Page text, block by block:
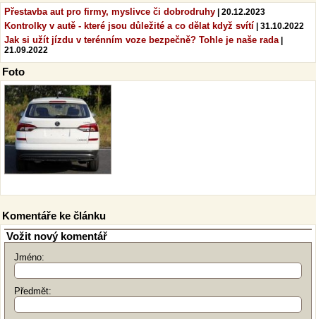
Přestavba aut pro firmy, myslivce či dobrodruhy | 20.12.2023
Kontrolky v autě - které jsou důležité a co dělat když svítí | 31.10.2022
Jak si užít jízdu v terénním voze bezpečně? Tohle je naše rada|
21.09.2022
Foto
Komentáře ke článku
Vožit nový komentář
Jméno:
Předmět: